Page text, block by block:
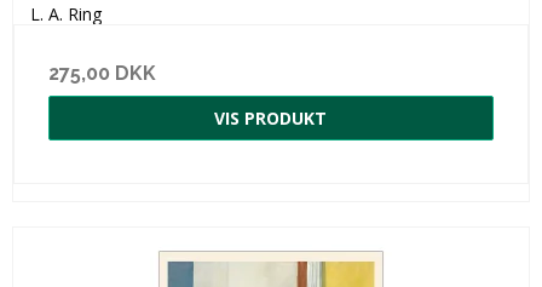
L. A. Ring
275,00 DKK
VIS PRODUKT